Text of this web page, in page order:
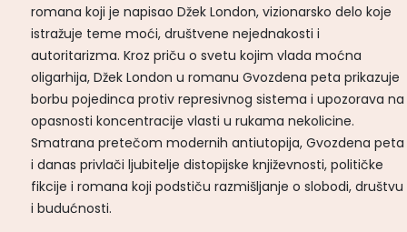
romana koji je napisao Džek London, vizionarsko delo koje
istražuje teme moći, društvene nejednakosti i
autoritarizma. Kroz priču o svetu kojim vlada moćna
oligarhija, Džek London u romanu Gvozdena peta prikazuje
borbu pojedinca protiv represivnog sistema i upozorava na
opasnosti koncentracije vlasti u rukama nekolicine.
Smatrana pretečom modernih antiutopija, Gvozdena peta
i danas privlači ljubitelje distopijske književnosti, političke
fikcije i romana koji podstiču razmišljanje o slobodi, društvu
i budućnosti.